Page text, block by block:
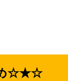
☆★☆